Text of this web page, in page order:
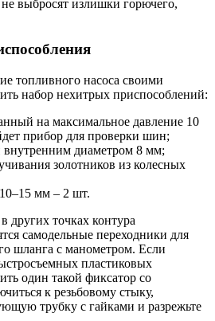
выбросят излишки горючего,
топливного насоса своими
набор нехитрых приспособлений:
на максимальное давление 10
прибор для проверки шин;
диаметром 8 мм;
золотников из колесных
мм – 2 шт.
других точках контура
самодельные переходники для
шланга с манометром. Если
пластиковых
один такой фиксатор со
к резьбовому стыку,
трубку с гайками и разрежьте